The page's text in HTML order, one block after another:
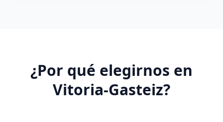
¿Por qué elegirnos en
Vitoria-Gasteiz?